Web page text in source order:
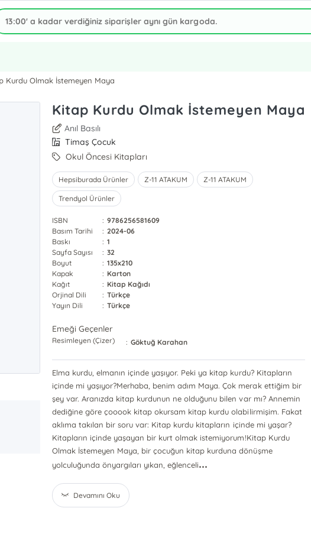
Kurdu Olmak İstemeyen Maya
Kitap Kurdu Olmak İstemeyen Maya
Anıl Basılı
Timaş Çocuk
Okul Öncesi Kitapları
Hepsiburada Ürünler Z-11 ATAKUM Z-11 ATAKUM
Trendyol Ürünler
ISBN : 9786256581609
Basım Tarihi
: 2024-06
Baskı
: 1
Sayfa Sayısı
: 32
Boyut
: 135x210
Kapak
: Karton
Kağıt
: Kitap Kağıdı
Orjinal Dili
: Türkçe
Yayın Dili
: Türkçe
Emeği Geçenler
Resimleyen (Çizer) : Göktuğ Karahan
Elma kurdu, elmanın içinde yaşıyor. Peki ya kitap kurdu? Kitapların
içinde mi yaşıyor?Merhaba, benim adım Maya. Çok merak ettiğim bir
şey var. Aranızda kitap kurdunun ne olduğunu bilen var mı? Annemin
dediğine göre çooook kitap okursam kitap kurdu olabilirmişim. Fakat
aklıma takılan bir soru var: Kitap kurdu kitapların içinde mi yaşar?
Kitapların içinde yaşayan bir kurt olmak istemiyorum!Kitap Kurdu
Olmak İstemeyen Maya, bir çocuğun kitap kurduna dönüşme
yolculuğunda önyargıları yıkan, eğlenceli...
Devamını Oku